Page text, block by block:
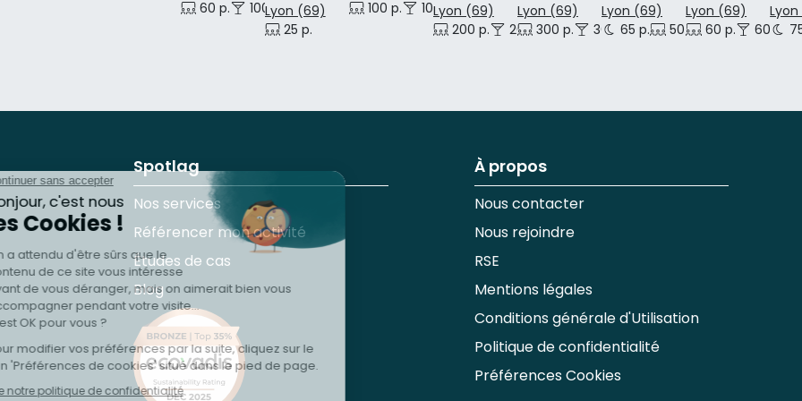
60 p.
100 p.
Lyon (69)
25 p.
100 p.
100 p.
Lyon (69)
200 p.
200 p.
Lyon (69)
300 p.
300 p.
Lyon (69)
65 p.
50 p.
Lyon (69)
60 p.
60 p.
Spotlag
Nos services
Référencer mon activité
Études de cas
Blog
À propos
Nous contacter
Nous rejoindre
RSE
Mentions légales
Conditions générale d'Utilisation
Politique de confidentialité
Préférences Cookies